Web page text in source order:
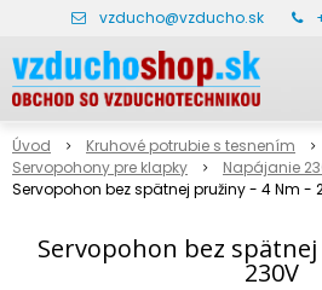
vzducho@vzducho.sk
Úvod Kruhové potrubie s tesnením
Servopohony pre klapky
Napájanie
Servopohon bez spätnej pružiny - 4 Nm -
Servopohon bez
230V